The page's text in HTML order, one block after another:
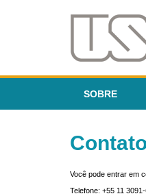
SOBRE
Você pode entrar em
Telefone: +55 11 3091-